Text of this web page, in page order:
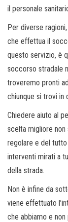
il personale
Per diverse
che effettua il
questo servizio, è
soccorso stradale
troveremo pronti
chiunque si trovi in
Chiedere aiuto al
scelta migliore non
regolare e del
interventi mirati a
della strada.
Non è infine da
viene effettuato
che abbiamo e